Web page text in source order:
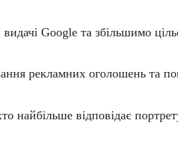
Google та збільшимо
рекламних оголошень та
найбільше відповідає